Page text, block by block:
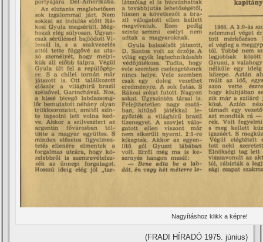
Nagyí­táshoz klikk a képre!
(FRADI HÍRADÓ 1975. június)